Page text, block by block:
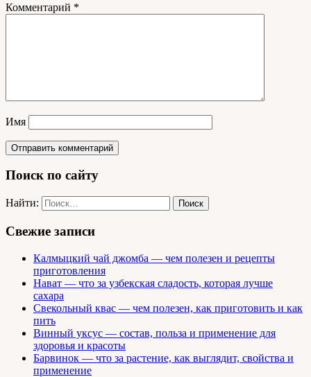
Комментарий *
Имя
Поиск по сайту
Найти:
Свежие записи
Калмыцкий чай джомба — чем полезен и рецепты
приготовления
Нават — что за узбекская сладость, которая лучше
сахара
Свекольный квас — чем полезен, как приготовить и как
пить
Винный уксус — состав, польза и применение для
здоровья и красоты
Барвинок — что за растение, как выглядит, свойства и
применение